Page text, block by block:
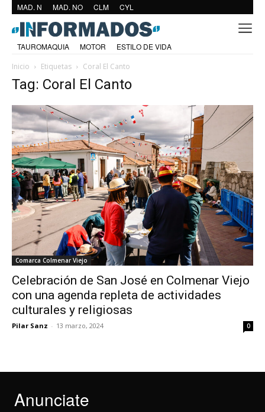
MAD. N MAD. NO CLM CYL
TAUROMAQUIA MOTOR
ESTILO DE VIDA
Inicio
Etiquetas Coral El Canto
Tag: Coral El Canto
Comarca Colmenar Viejo
Celebración de San José en Colmenar Viejo
con una agenda repleta de actividades
culturales y religiosas
Pilar Sanz - 13 marzo, 2024 0
Anunciate